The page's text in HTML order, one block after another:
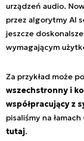
urządzeń audio.
przez algorytmy AI
jeszcze
wymagającym
Za przykład może
wszechstronny i
współpracujący z
pisaliśmy na
tutaj.